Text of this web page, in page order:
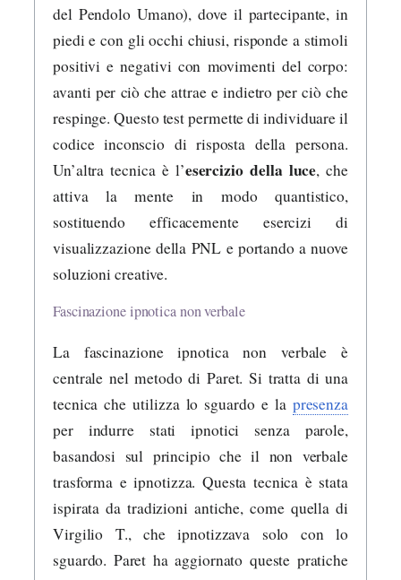
del Pendolo Umano), dove il partecipante, in
piedi e con gli occhi chiusi, risponde a stimoli
positivi e negativi con movimenti del corpo:
avanti per ciò che attrae e indietro per ciò che
respinge. Questo test permette di individuare il
codice inconscio di risposta della persona.
Un’altra tecnica è l’esercizio della luce, che
attiva la mente in modo quantistico,
sostituendo efficacemente esercizi di
visualizzazione della PNL e portando a nuove
soluzioni creative.
Fascinazione ipnotica non verbale
La fascinazione ipnotica non verbale è
centrale nel metodo di Paret. Si tratta di una
tecnica che utilizza lo sguardo e la presenza
per indurre stati ipnotici senza parole,
basandosi sul principio che il non verbale
trasforma e ipnotizza. Questa tecnica è stata
ispirata da tradizioni antiche, come quella di
Virgilio T., che ipnotizzava solo con lo
sguardo. Paret ha aggiornato queste pratiche